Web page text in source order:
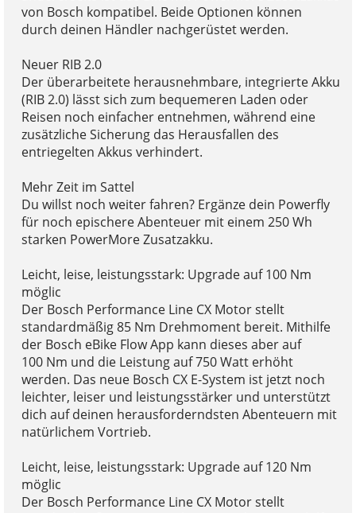
von Bosch kompatibel. Beide Optionen können
durch deinen Händler nachgerüstet werden.
Neuer RIB 2.0
Der überarbeitete herausnehmbare, integrierte Akku
(RIB 2.0) lässt sich zum bequemeren Laden oder
Reisen noch einfacher entnehmen, während eine
zusätzliche Sicherung das Herausfallen des
entriegelten Akkus verhindert.
Mehr Zeit im Sattel
Du willst noch weiter fahren? Ergänze dein Powerfly
für noch epischere Abenteuer mit einem 250 Wh
starken PowerMore Zusatzakku.
Leicht, leise, leistungsstark: Upgrade auf 100 Nm
möglic
Der Bosch Performance Line CX Motor stellt
standardmäßig 85 Nm Drehmoment bereit. Mithilfe
der Bosch eBike Flow App kann dieses aber auf
100 Nm und die Leistung auf 750 Watt erhöht
werden. Das neue Bosch CX E-System ist jetzt noch
leichter, leiser und leistungsstärker und unterstützt
dich auf deinen herausforderndsten Abenteuern mit
natürlichem Vortrieb.
Leicht, leise, leistungsstark: Upgrade auf 120 Nm
möglic
Der Bosch Performance Line CX Motor stellt